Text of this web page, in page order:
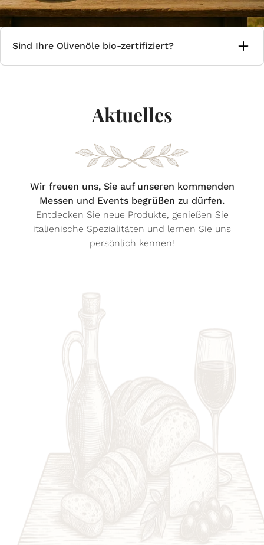
Sind Ihre Olivenöle bio-zertifiziert?
Produkten. Gerne geben wir Ihnen auf Anfrage
detaillierte Informationen zu unserem
Aktuelles
Wir freuen uns, Sie auf unseren kommenden
Messen und Events begrüßen zu dürfen.
Entdecken Sie neue Produkte, genießen Sie
italienische Spezialitäten und lernen Sie uns
persönlich kennen!